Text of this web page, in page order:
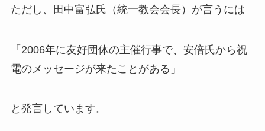
ただし、田中富弘氏（統一教会会長）が言うには
「2006年に友好団体の主催行事で、安倍氏から祝
電のメッセージが来たことがある」
と発言しています。